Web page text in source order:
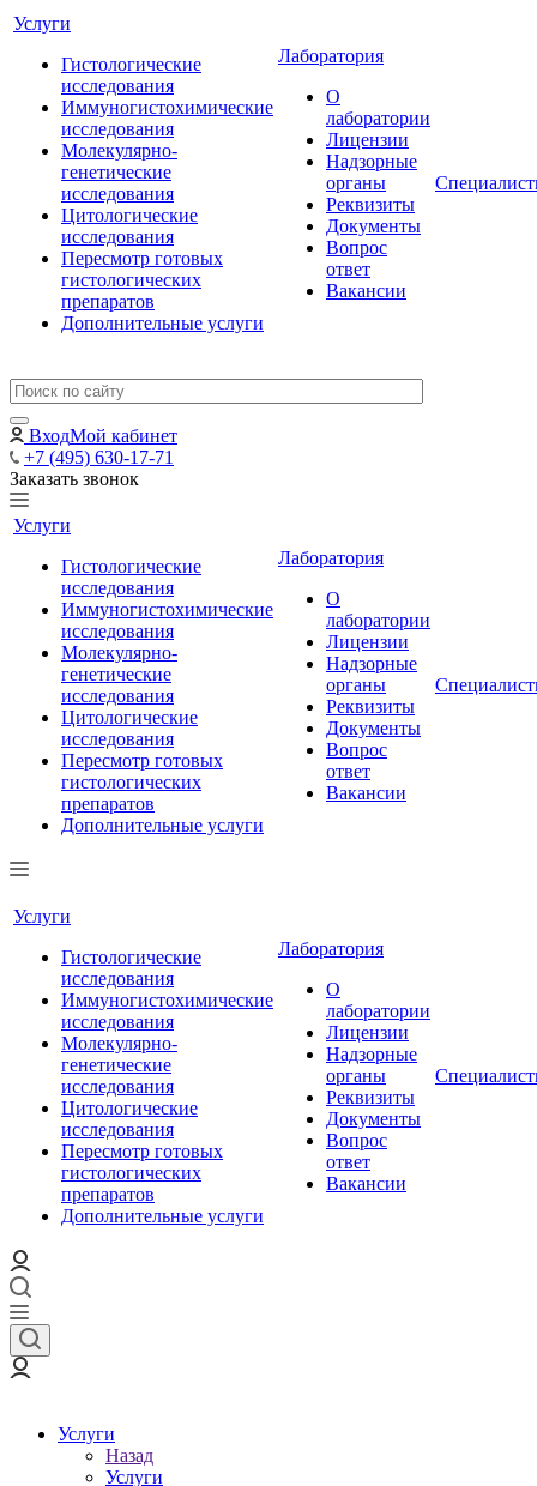
Услуги
Гистологические
исследования
Иммуногистохимические
исследования
Молекулярно-
генетические
исследования
Цитологические
исследования
Пересмотр готовых
гистологических
препаратов
Дополнительные услуги
Лаборатория
О
лаборатории
Лицензии
Надзорные
органы
Реквизиты
Документы
Вопрос
ответ
Вакансии
ВходМой кабинет
+7 (495) 630-17-71
Заказать звонок
Услуги
Гистологические
исследования
Иммуногистохимические
исследования
Молекулярно-
генетические
исследования
Цитологические
исследования
Пересмотр готовых
гистологических
препаратов
Дополнительные услуги
Лаборатория
О
лаборатории
Лицензии
Надзорные
органы
Реквизиты
Документы
Вопрос
ответ
Вакансии
Услуги
Гистологические
исследования
Иммуногистохимические
исследования
Молекулярно-
генетические
исследования
Цитологические
исследования
Пересмотр готовых
гистологических
препаратов
Дополнительные услуги
Лаборатория
О
лаборатории
Лицензии
Надзорные
органы
Реквизиты
Документы
Вопрос
ответ
Вакансии
Услуги
Назад
Услуги